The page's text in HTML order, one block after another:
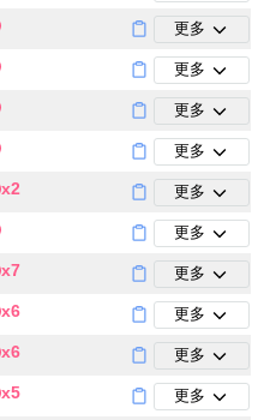
更多
更多
更多
更多
x2 更多
更多
x7 更多
x6 更多
x6 更多
x5 更多